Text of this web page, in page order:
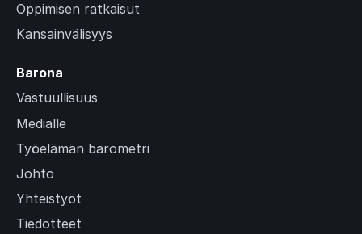
Oppimisen ratkaisut
Kansainvälisyys
Barona
Vastuullisuus
Medialle
Työelämän barometri
Johto
Yhteistyöt
Tiedotteet